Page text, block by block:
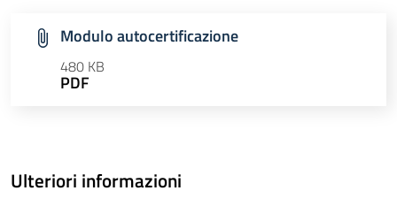
Modulo autocertificazione
480 KB
PDF
Ulteriori informazioni